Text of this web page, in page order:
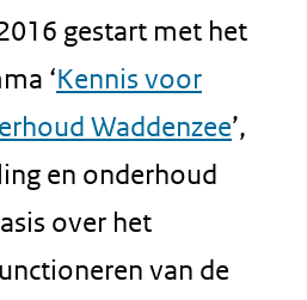
gestart met het
‘Kennis voor
Waddenzee’,
en onderhoud
over het
van de